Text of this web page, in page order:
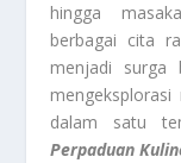
hingga
berbagai cita
menjadi surga
dalam satu
Perpaduan